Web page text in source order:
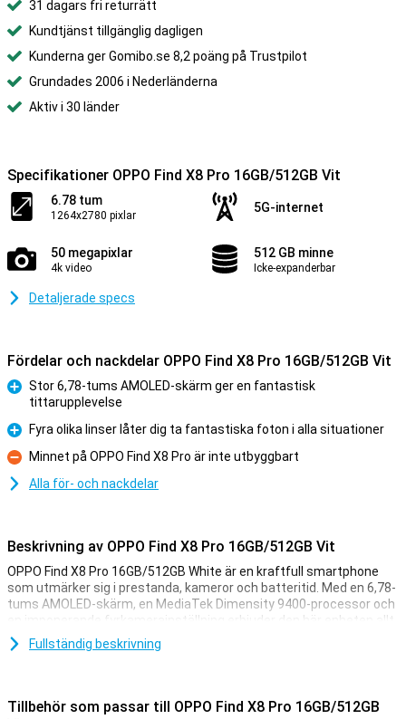
31 dagars fri returrätt
Kundtjänst tillgänglig dagligen
Kunderna ger Gomibo.se 8,2 poäng på Trustpilot
Grundades 2006 i Nederländerna
Aktiv i 30 länder
Specifikationer OPPO Find X8 Pro 16GB/512GB Vit
6.78 tum
1264x2780 pixlar
5G-internet
50 megapixlar
4k video
512 GB minne
Icke-expanderbar
Detaljerade specs
Fördelar och nackdelar OPPO Find X8 Pro 16GB/512GB Vit
Fördelar
Stor 6,78-tums AMOLED-skärm ger en fantastisk
tittarupplevelse
Fördelar
Fyra olika linser låter dig ta fantastiska foton i alla situationer
Nackdelar
Minnet på OPPO Find X8 Pro är inte utbyggbart
Alla för- och nackdelar
Beskrivning av OPPO Find X8 Pro 16GB/512GB Vit
OPPO Find X8 Pro 16GB/512GB White är en kraftfull smartphone
som utmärker sig i prestanda, kameror och batteritid. Med en 6,78-
tums AMOLED-skärm, en MediaTek Dimensity 9400-processor och
en imponerande fyrkamerainställning erbjuder den här enheten allt
du behöver för en premiumupplevelse.
kvalitet. Den 6,78-tums AMOLED-skärmen levererar en upplösning
Fullständig beskrivning
Tillbehör som passar till OPPO Find X8 Pro 16GB/512GB